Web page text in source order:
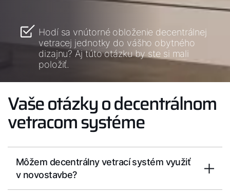
Hodí sa vnútorné obloženie decentrálnej
vetracej jednotky do vášho obytného
dizajnu? Aj túto otázku by ste si mali
položiť.
Vaše otázky o decentrálnom
vetracom systéme
Môžem decentrálny vetrací systém využiť
v novostavbe?